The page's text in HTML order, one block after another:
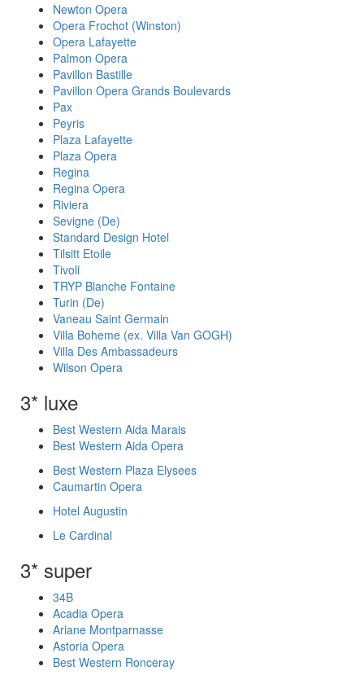
Newton Opera
Opera Frochot (Winston)
Opera Lafayette
Palmon Opera
Pavillon Bastille
Pavillon Opera Grands Boulevards
Pax
Peyris
Plaza Lafayette
Plaza Opera
Regina
Regina Opera
Riviera
Sevigne (De)
Standard Design Hotel
Tilsitt Etoile
Tivoli
TRYP Blanche Fontaine
Turin (De)
Vaneau Saint Germain
Villa Boheme (ex. Villa Van GOGH)
Villa Des Ambassadeurs
Wilson Opera
3* luxe
Best Western Aida Marais
Best Western Aida Opera
Best Western Plaza Elysees
Caumartin Opera
Hotel Augustin
Le Cardinal
3* super
34B
Acadia Opera
Ariane Montparnasse
Astoria Opera
Best Western Ronceray